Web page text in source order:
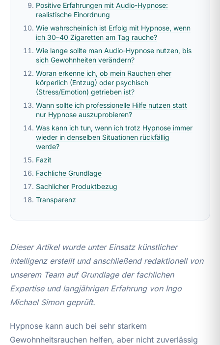
Positive Erfahrungen mit Audio-Hypnose:
realistische Einordnung
Wie wahrscheinlich ist Erfolg mit Hypnose, wenn
ich 30–40 Zigaretten am Tag rauche?
Wie lange sollte man Audio-Hypnose nutzen, bis
sich Gewohnheiten verändern?
Woran erkenne ich, ob mein Rauchen eher
körperlich (Entzug) oder psychisch
(Stress/Emotion) getrieben ist?
Wann sollte ich professionelle Hilfe nutzen statt
nur Hypnose auszuprobieren?
Was kann ich tun, wenn ich trotz Hypnose immer
wieder in denselben Situationen rückfällig
werde?
Fazit
Fachliche Grundlage
Sachlicher Produktbezug
Transparenz
Dieser Artikel wurde unter Einsatz künstlicher
Intelligenz erstellt und anschließend redaktionell von
unserem Team auf Grundlage der fachlichen
Expertise und langjährigen Erfahrung von Ingo
Michael Simon geprüft.
Hypnose kann auch bei sehr starkem
Gewohnheitsrauchen helfen, aber nicht zuverlässig